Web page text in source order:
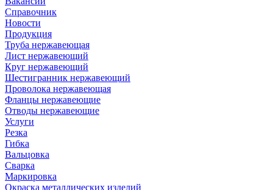
Справочник
Новости
Продукция
Труба нержавеющая
Лист нержавеющий
Круг нержавеющий
Шестигранник нержавеющий
Проволока нержавеющая
Фланцы нержавеющие
Отводы нержавеющие
Услуги
Резка
Гибка
Вальцовка
Сварка
Маркировка
Окраска металлических изделий